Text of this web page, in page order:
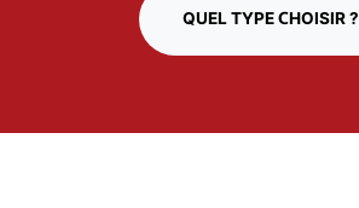
QUEL TYPE CHOISIR ?